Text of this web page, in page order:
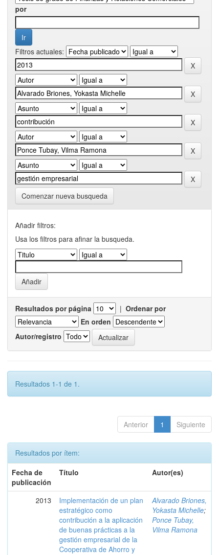
por
Filtros actuales:
Comenzar nueva busqueda
Añadir filtros:
Usa los filtros para afinar la busqueda.
Resultados por página | Ordenar por
En orden
Autor/registro
Resultados 1-1 de 1.
Anterior 1 Siguiente
Resultados por ítem:
Fecha de
publicación
Título Autor(es)
2013
Implementación de un plan
estratégico como
contribución a la aplicación
de buenas prácticas a la
gestión empresarial de la
Cooperativa de Ahorro y
Alvarado Briones,
Yokasta Michelle;
Ponce Tubay,
Vilma Ramona